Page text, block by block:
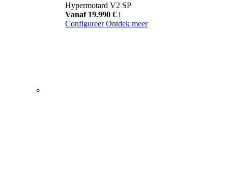
Hypermotard V2 SP
Vanaf 19.990 € i
Configureer Ontdek meer